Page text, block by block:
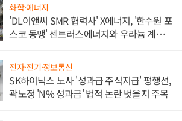
화학·에너지
'DL이앤씨 SMR 협력사' X에너지, '한수원 포
스코 동맹' 센트러스에너지와 우라늄 계약
전자·전기·정보통신
SK하이닉스 노사 '성과급 주식지급' 평행선,
곽노정 'N% 성과급' 법적 논란 벗을지 주목